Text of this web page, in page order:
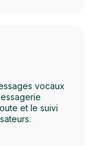
vocaux
et le suivi